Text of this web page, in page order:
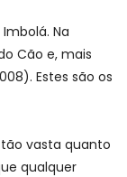
Na
Cão e, mais
Estes são os
vasta quanto
qualquer